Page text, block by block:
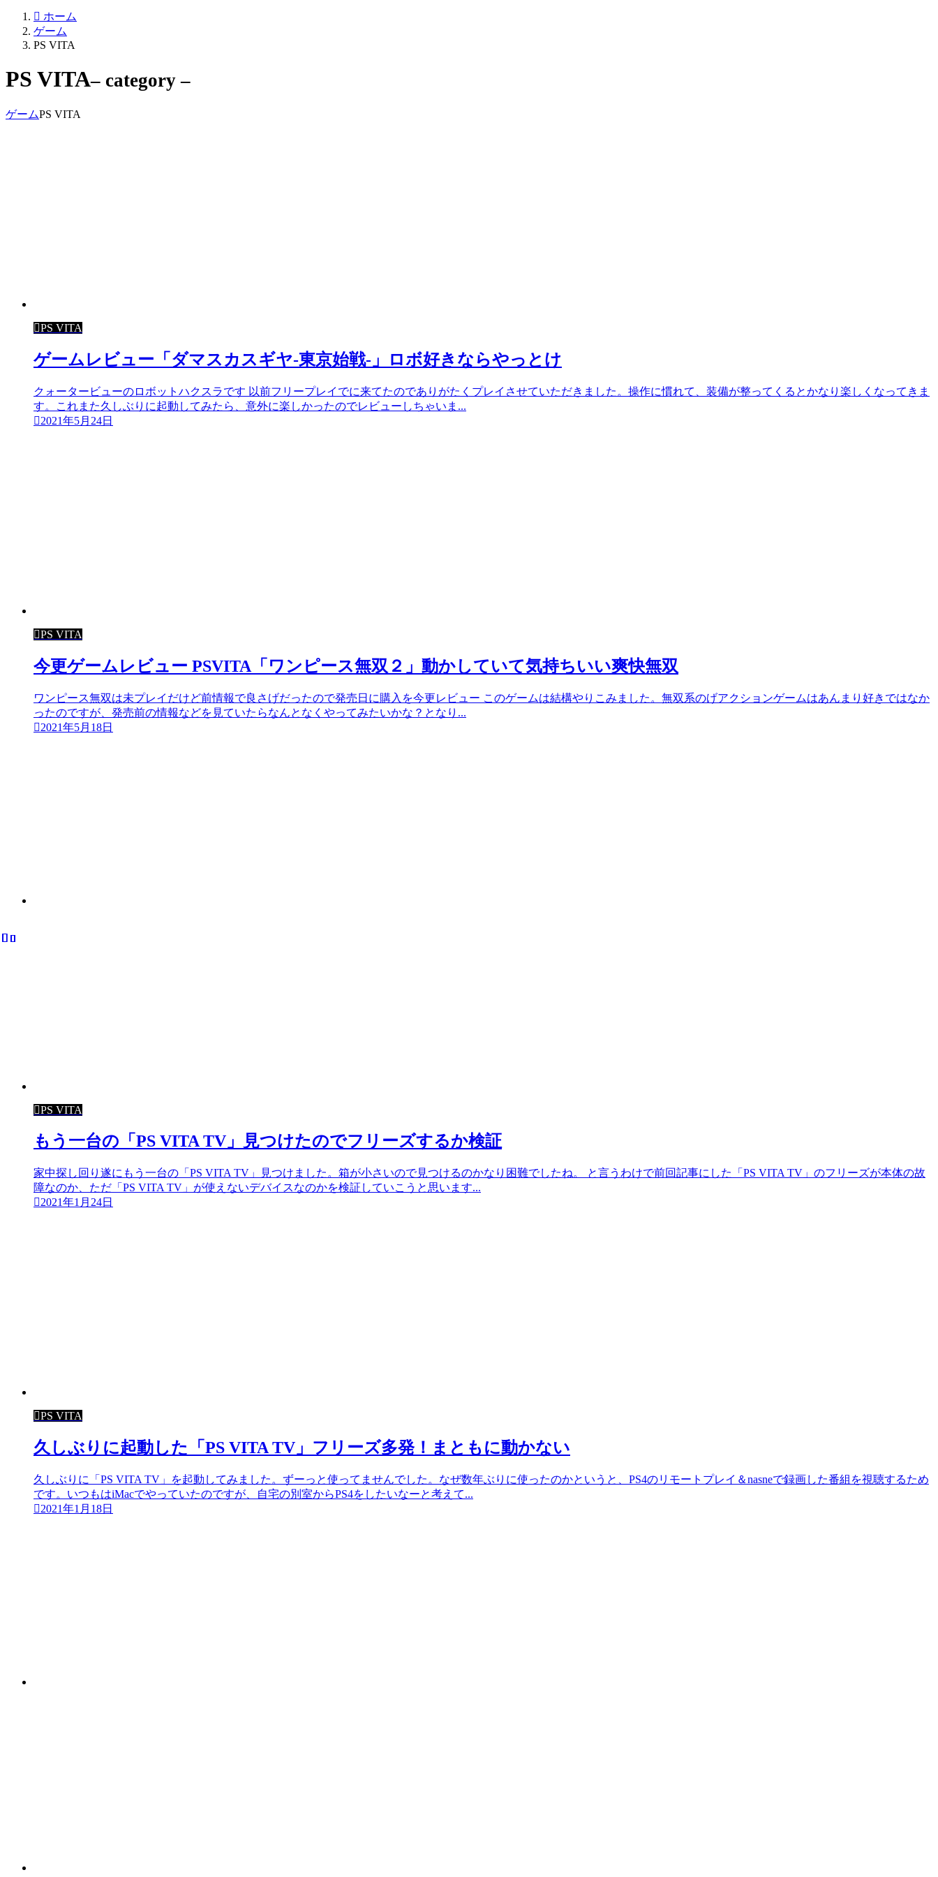
ホーム
ゲーム
PS VITA
PS VITA– category –
ゲームPS VITA
PS VITA
ゲームレビュー「ダマスカスギヤ-東京始戦-」ロボ好きならやっとけ
クォータービューのロボットハクスラです 以前フリープレイでに来てたのでありがたくプレイさせていただきました。操作に慣れて、装備が整ってくるとかなり楽しくなってきま
す。これまた久しぶりに起動してみたら、意外に楽しかったのでレビューしちゃいま...
2021年5月24日
PS VITA
今更ゲームレビュー PSVITA「ワンピース無双２」動かしていて気持ちいい爽快無双
ワンピース無双は未プレイだけど前情報で良さげだったので発売日に購入を今更レビュー このゲームは結構やりこみました。無双系のげアクションゲームはあんまり好きではなか
ったのですが、発売前の情報などを見ていたらなんとなくやってみたいかな？となり...
2021年5月18日
PS VITA
もう一台の「PS VITA TV」見つけたのでフリーズするか検証
家中探し回り遂にもう一台の「PS VITA TV」見つけました。箱が小さいので見つけるのかなり困難でしたね。 と言うわけで前回記事にした「PS VITA TV」のフリーズが本体の故
障なのか、ただ「PS VITA TV」が使えないデバイスなのかを検証していこうと思います...
2021年1月24日
PS VITA
久しぶりに起動した「PS VITA TV」フリーズ多発！まともに動かない
久しぶりに「PS VITA TV」を起動してみました。ずーっと使ってませんでした。なぜ数年ぶりに使ったのかというと、PS4のリモートプレイ＆nasneで録画した番組を視聴するため
です。いつもはiMacでやっていたのですが、自宅の別室からPS4をしたいなーと考えて...
2021年1月18日